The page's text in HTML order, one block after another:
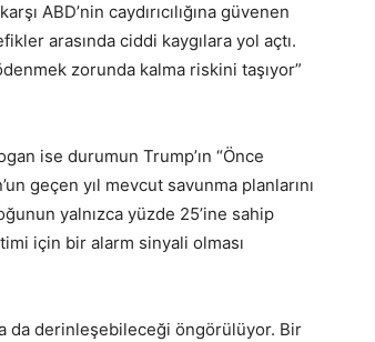
ABD’nin caydırıcılığına güvenen
arasında ciddi kaygılara yol açtı.
zorunda kalma riskini taşıyor”
ise durumun Trump’ın “Önce
geçen yıl mevcut savunma planlarını
yalnızca yüzde 25’ine sahip
için bir alarm sinyali olması
da derinleşebileceği öngörülüyor. Bir